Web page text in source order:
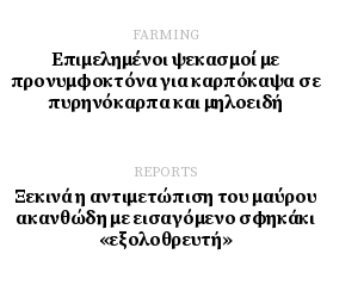
FARMING
Επιμελημένοι ψεκασμοί με
προνυμφοκτόνα για καρπόκαψα σε
πυρηνόκαρπα και μηλοειδή
REPORTS
Ξεκινά η αντιμετώπιση του μαύρου
ακανθώδη με εισαγόμενο σφηκάκι
«εξολοθρευτή»